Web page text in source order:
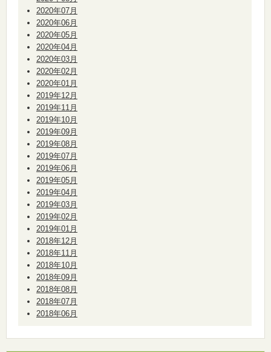
2020年07月
2020年06月
2020年05月
2020年04月
2020年03月
2020年02月
2020年01月
2019年12月
2019年11月
2019年10月
2019年09月
2019年08月
2019年07月
2019年06月
2019年05月
2019年04月
2019年03月
2019年02月
2019年01月
2018年12月
2018年11月
2018年10月
2018年09月
2018年08月
2018年07月
2018年06月